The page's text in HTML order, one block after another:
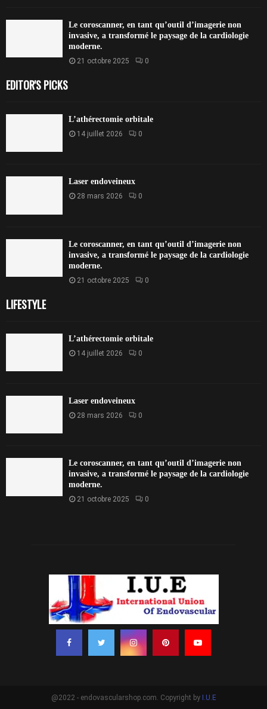
Le coroscanner, en tant qu’outil d’imagerie non
invasive, a transformé le paysage de la cardiologie
moderne.
21 octobre 2025 0
EDITOR'S PICKS
L’athérectomie orbitale
14 juillet 2026 0
Laser endoveineux
28 mars 2026 0
Le coroscanner, en tant qu’outil d’imagerie non
invasive, a transformé le paysage de la cardiologie
moderne.
21 octobre 2025 0
LIFESTYLE
L’athérectomie orbitale
14 juillet 2026 0
Laser endoveineux
28 mars 2026 0
Le coroscanner, en tant qu’outil d’imagerie non
invasive, a transformé le paysage de la cardiologie
moderne.
21 octobre 2025 0
@2022 - endovascularshop.com. Copyright by I.U.E